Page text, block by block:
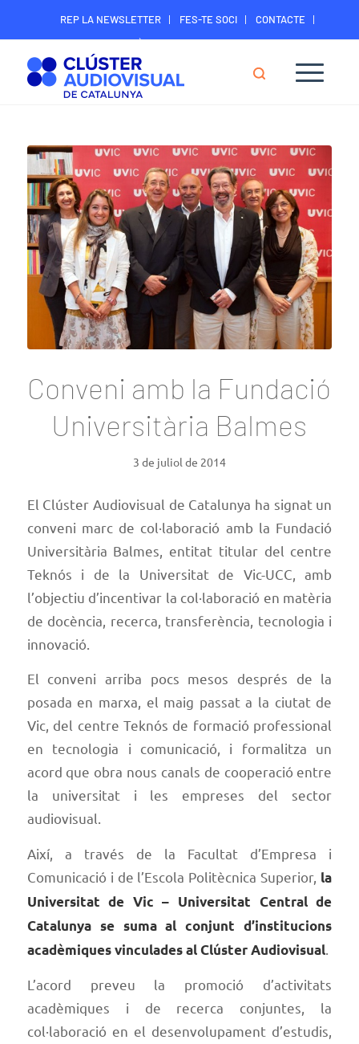
REP LA NEWSLETTER FES-TE SOCI
CONTACTE
ÀREA DIGITAL SOCIS
Conveni amb la Fundació
Universitària Balmes
3 de juliol de 2014
El Clúster Audiovisual de Catalunya ha signat un
conveni marc de col·laboració amb la Fundació
Universitària Balmes, entitat titular del centre
Teknós i de la Universitat de Vic-UCC , amb
l’objectiu d’incentivar la col·laboració en matèria
de docència, recerca, transferència, tecnologia i
innovació.
El conveni arriba pocs mesos després de la
posada en marxa, el maig passat a la ciutat de
Vic, del centre Teknós de formació professional
en tecnologia i comunicació, i formalitza un
acord que obra nous canals de cooperació entre
la universitat i les empreses del sector
audiovisual.
Així, a través de la Facultat d’Empresa i
Comunicació i de l’Escola Politècnica Superior, la
Universitat de Vic – Universitat Central de
Catalunya se suma al conjunt d’institucions
acadèmiques vinculades al Clúster Audiovisual.
L’acord preveu la promoció d’activitats
acadèmiques i de recerca conjuntes, la
col·laboració en el desenvolupament d’estudis,